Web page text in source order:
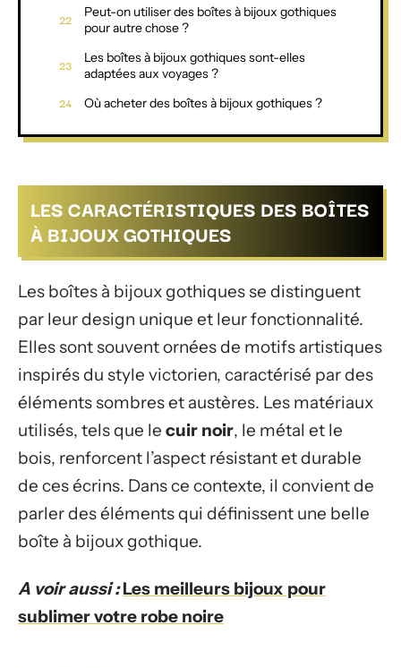
Peut-on utiliser des boîtes à bijoux gothiques
pour autre chose ?
Les boîtes à bijoux gothiques sont-elles
adaptées aux voyages ?
Où acheter des boîtes à bijoux gothiques ?
LES CARACTÉRISTIQUES DES BOÎTES
À BIJOUX GOTHIQUES
Les boîtes à bijoux gothiques se distinguent
par leur design unique et leur fonctionnalité.
Elles sont souvent ornées de motifs artistiques
inspirés du style victorien, caractérisé par des
éléments sombres et austères. Les matériaux
utilisés, tels que le cuir noir, le métal et le
bois, renforcent l’aspect résistant et durable
de ces écrins. Dans ce contexte, il convient de
parler des éléments qui définissent une belle
boîte à bijoux gothique.
A voir aussi : Les meilleurs bijoux pour
sublimer votre robe noire